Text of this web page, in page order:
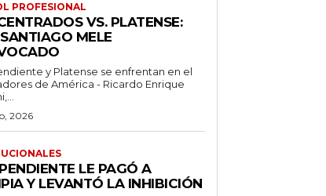
PROFESIONAL
VS. PLATENSE:
MELE
y Platense se enfrentan en el
de América - Ricardo Enrique
2026
LE PAGÓ A
Y LEVANTÓ LA INHIBICIÓN